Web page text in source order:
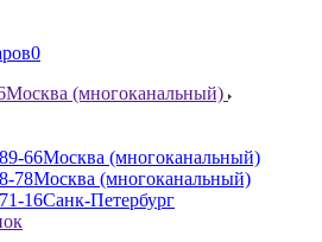
0
Москва (многоканальный)
66Москва (многоканальный)
78Москва (многоканальный)
16Санк-Петербург